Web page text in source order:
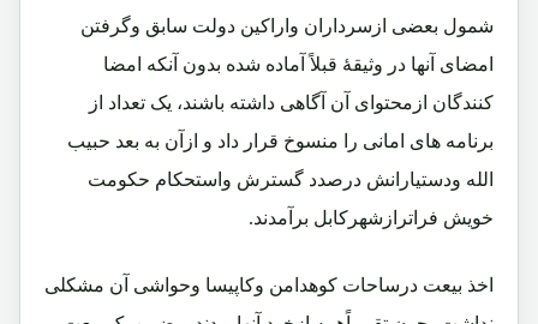
شمول بعضی ازسرداران واراکین دولت سابق وگرفتن
امضای آنها در وثیقۀ قبلاً آماده شده بدون آنکه امضا
کنندگان ازمحتوای آن آگاهی داشته باشند، یک تعداد از
برنامه های امانی را منسوخ قرار داد و ازآن به بعد حبیب
الله ودستیارانش درصدد گسترش واستحکام حکومت
خویش فراترازشهرکابل برآمدند.
اخذ بیعت درساحات کوهدامن وکاپیسا وحواشی آن مشکلی